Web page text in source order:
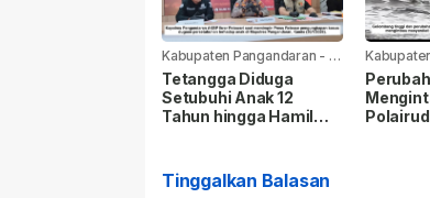
Kabupaten Pangandaran - 1
minggu yang lalu
Tetangga Diduga
Setubuhi Anak 12
Tahun hingga Hamil
minggu
Tinggalkan Balasan